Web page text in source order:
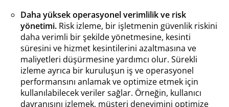
Daha yüksek operasyonel verimlilik ve risk
yönetimi. Risk izleme, bir işletmenin güvenlik riskini
daha verimli bir şekilde yönetmesine, kesinti
süresini ve hizmet kesintilerini azaltmasına ve
maliyetleri düşürmesine yardımcı olur. Sürekli
izleme ayrıca bir kuruluşun iş ve operasyonel
performansını anlamak ve optimize etmek için
kullanılabilecek veriler sağlar. Örneğin, kullanıcı
davranışını izlemek, müşteri deneyimini optimize